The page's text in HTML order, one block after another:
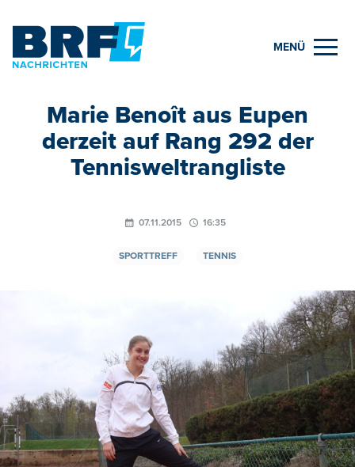
MENÜ
Marie Benoît aus Eupen
derzeit auf Rang 292 der
Tennisweltrangliste
07.11.2015 16:35
SPORTTREFF TENNIS